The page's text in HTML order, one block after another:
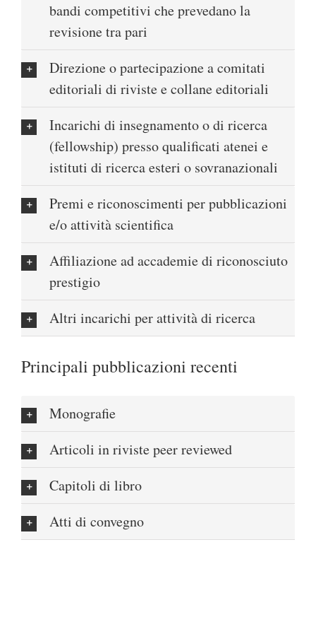
bandi competitivi che prevedano la
revisione tra pari
Direzione o partecipazione a comitati
editoriali di riviste e collane editoriali
Incarichi di insegnamento o di ricerca
(fellowship) presso qualificati atenei e
istituti di ricerca esteri o sovranazionali
Premi e riconoscimenti per pubblicazioni
e/o attività scientifica
Affiliazione ad accademie di riconosciuto
prestigio
Altri incarichi per attività di ricerca
Principali pubblicazioni recenti
Monografie
Articoli in riviste peer reviewed
Capitoli di libro
Atti di convegno